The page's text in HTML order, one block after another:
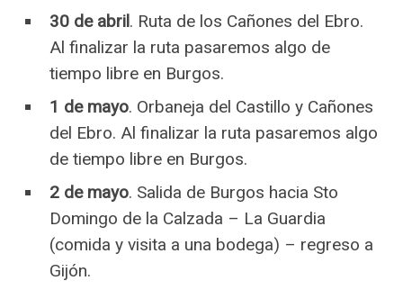
30 de abril. Ruta de los Cañones del Ebro.
Al finalizar la ruta pasaremos algo de
tiempo libre en Burgos.
1 de mayo. Orbaneja del Castillo y Cañones
del Ebro. Al finalizar la ruta pasaremos algo
de tiempo libre en Burgos.
2 de mayo. Salida de Burgos hacia Sto
Domingo de la Calzada – La Guardia
(comida y visita a una bodega) – regreso a
Gijón.